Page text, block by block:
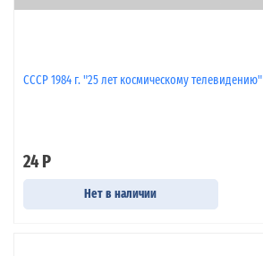
СССР 1984 г. "25 лет космическому телевидению"
24 Р
Нет в наличии